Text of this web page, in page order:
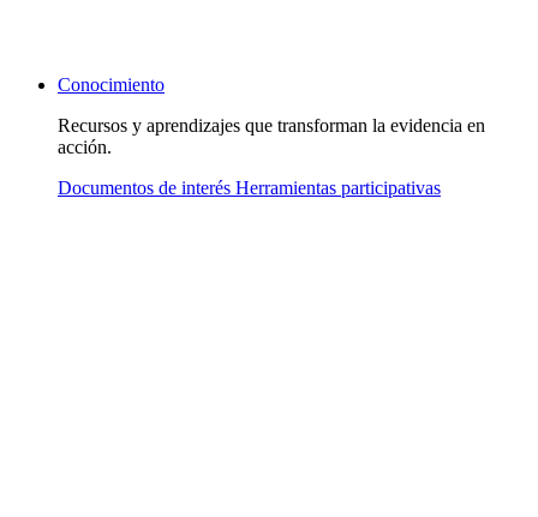
Conocimiento
Recursos y aprendizajes que transforman la evidencia en
acción.
Documentos de interés Herramientas participativas